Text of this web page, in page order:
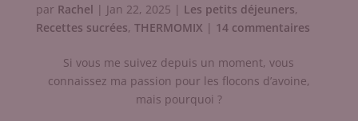
par Rachel | Jan 22, 2025 | Les petits déjeuners,
Recettes sucrées, THERMOMIX | 14 commentaires
Si vous me suivez depuis un moment, vous
connaissez ma passion pour les flocons d’avoine,
mais pourquoi ?